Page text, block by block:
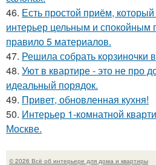
46. Есть простой приём,
интерьер цельным и спокойным
правило 5 материалов.
47. Решила собрать корзиночки
48. Уют в квартире - это не про
идеальный порядок.
49. Привет, обновленная кухня!
50. Интерьер 1-комнатной
Москве.
© 2026 Всё об интерьере для дома и квартиры